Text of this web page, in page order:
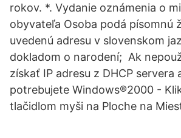
rokov. *. Vydanie oznámenia o
obyvateľa Osoba podá písomnú
uvedenú adresu v slovenskom
dokladom o narodení; Ak
získať IP adresu z DHCP servera
potrebujete Windows®2000 -
tlačidlom myši na Ploche na